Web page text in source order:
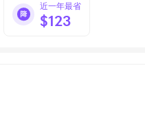
近一年最省
$123